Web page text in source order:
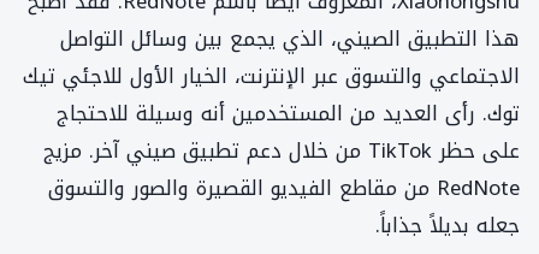
هذا التطبيق الصيني، الذي يجمع بين وسائل التواصل
الاجتماعي والتسوق عبر الإنترنت، الخيار الأول للاجئي تيك
توك. رأى العديد من المستخدمين أنه وسيلة للاحتجاج
على حظر TikTok من خلال دعم تطبيق صيني آخر. مزيج
RedNote من مقاطع الفيديو القصيرة والصور والتسوق
جعله بديلاً جذاباً.